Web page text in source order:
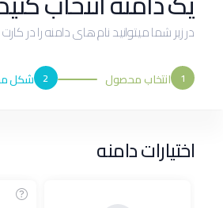
در زیر شما میتوانید نام های دامنه را در
1 انتخاب محصول 2 شکل
اختیارات دامنه